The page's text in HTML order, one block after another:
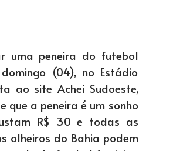
uma peneira do futebol
(04), no Estádio
ao site Achei Sudoeste,
que a peneira é um sonho
R$ 30 e todas as
olheiros do Bahia podem